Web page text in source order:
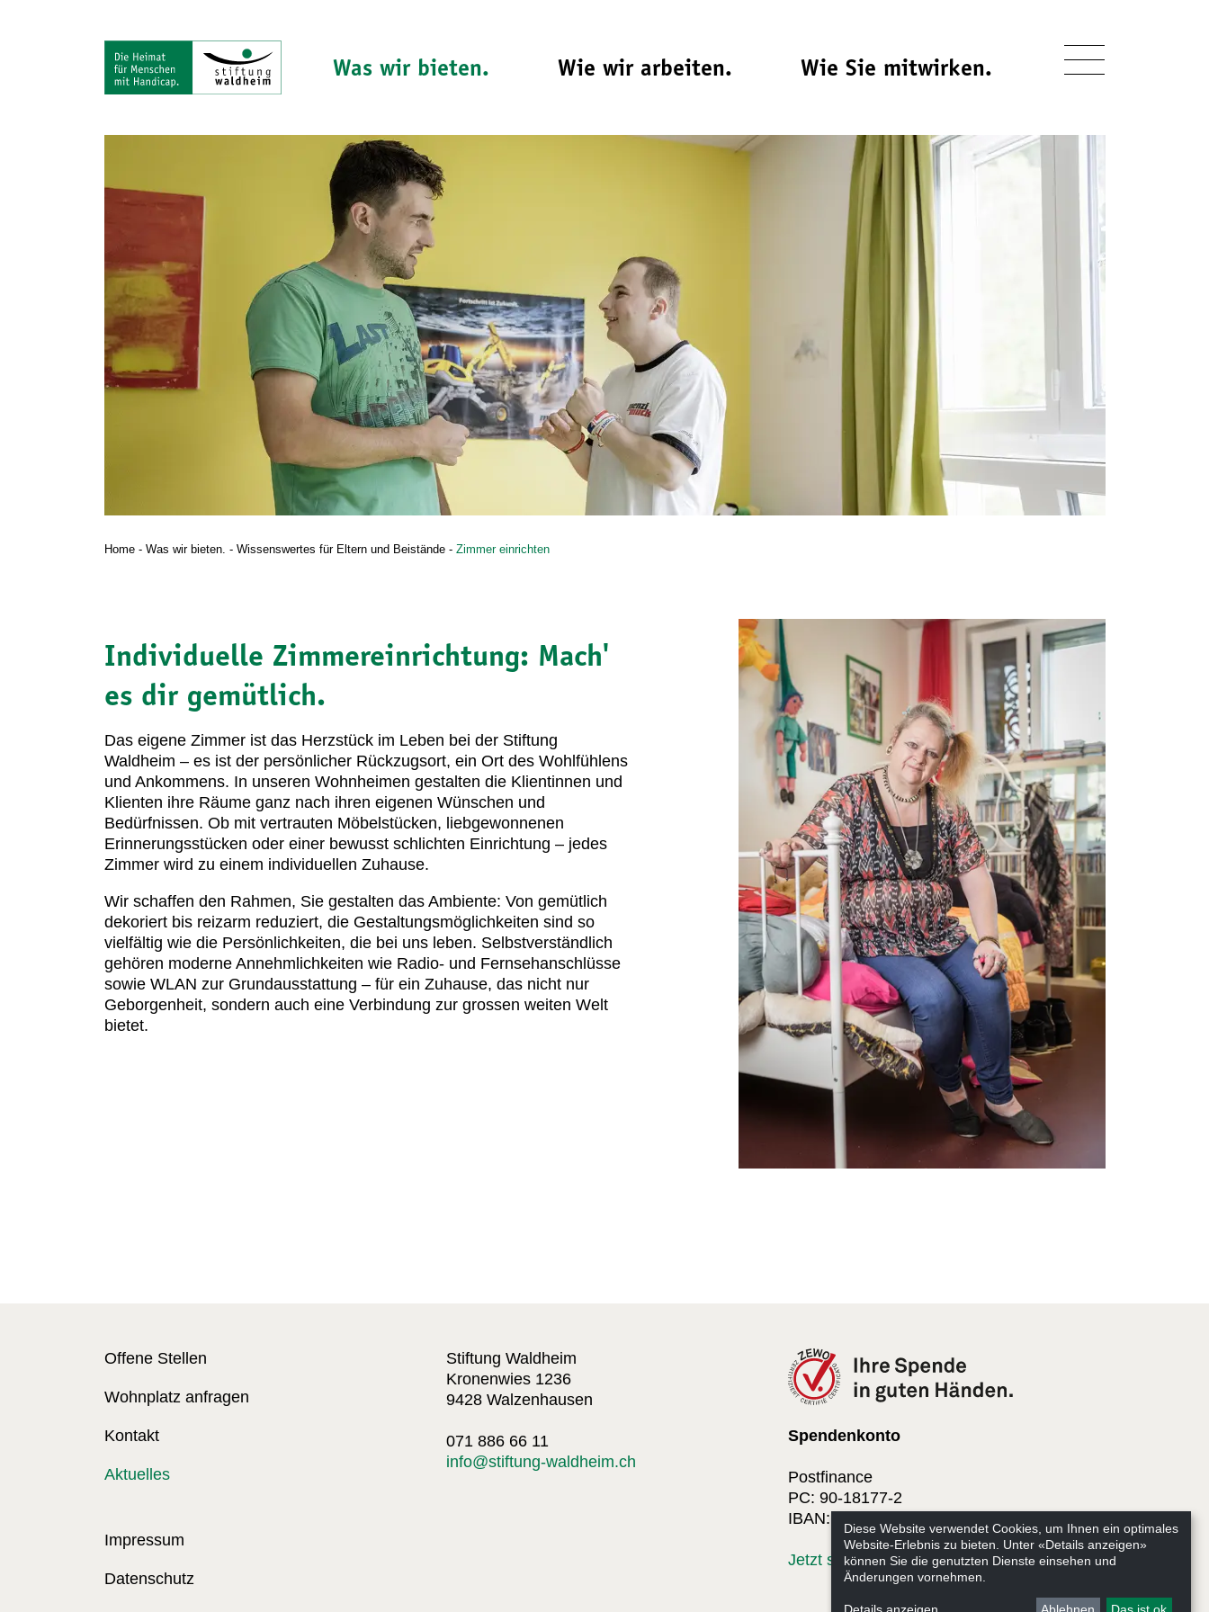
Was wir bieten. Wie wir arbeiten. Wie Sie mitwirken.
Home- Was wir bieten. - Wissenswertes für Eltern und Beistände- Zimmer einrichten
Individuelle Zimmereinrichtung: Mach'
es dir gemütlich.
Das eigene Zimmer ist das Herzstück im Leben bei der Stiftung
Waldheim – es ist der persönlicher Rückzugsort, ein Ort des Wohlfühlens
und Ankommens. In unseren Wohnheimen gestalten die Klientinnen und
Klienten ihre Räume ganz nach ihren eigenen Wünschen und
Bedürfnissen. Ob mit vertrauten Möbelstücken, liebgewonnenen
Erinnerungsstücken oder einer bewusst schlichten Einrichtung – jedes
Zimmer wird zu einem individuellen Zuhause.
Wir schaffen den Rahmen, Sie gestalten das Ambiente: Von gemütlich
dekoriert bis reizarm reduziert, die Gestaltungsmöglichkeiten sind so
vielfältig wie die Persönlichkeiten, die bei uns leben. Selbstverständlich
gehören moderne Annehmlichkeiten wie Radio- und Fernsehanschlüsse
sowie WLAN zur Grundausstattung – für ein Zuhause, das nicht nur
Geborgenheit, sondern auch eine Verbindung zur grossen weiten Welt
bietet.
Offene Stellen
Wohnplatz anfragen
Kontakt
Aktuelles
Impressum
Datenschutz
Stiftung Waldheim
Kronenwies 1236
9428 Walzenhausen
071 886 66 11
info@stiftung-waldheim.ch
Spendenkonto
Postfinance
PC: 90-18177-2
IBAN: CH38 0900 0000 9001 8177 2
Jetzt spenden
Diese Website verwendet Cookies, um Ihnen ein optimales
Website-Erlebnis zu bieten. Unter «Details anzeigen»
können Sie die genutzten Dienste einsehen und
Änderungen vornehmen.